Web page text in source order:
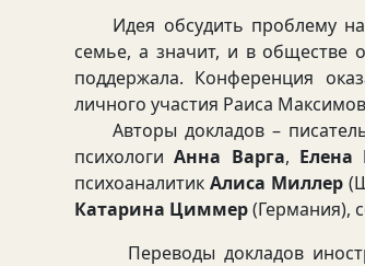
Идея обсудить проблему
семье, а значит, и в обществе
поддержала. Конференция
личного участия Раиса
Авторы докладов –
психологиАнна Варга, Елена
психоаналитик Алиса Миллер
Катарина Циммер(Германия),
Переводы докладов